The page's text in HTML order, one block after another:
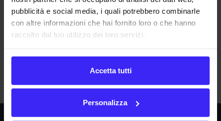
pubblicità e social media, i quali potrebbero combinarle
con altre informazioni che hai fornito loro o che hanno
raccolto dal tuo utilizzo dei loro servizi.
Accetta tutti
Personalizza
svolgono in affiancamento a un professionista esperto
attività professionali o comportamenti.
A
S T U